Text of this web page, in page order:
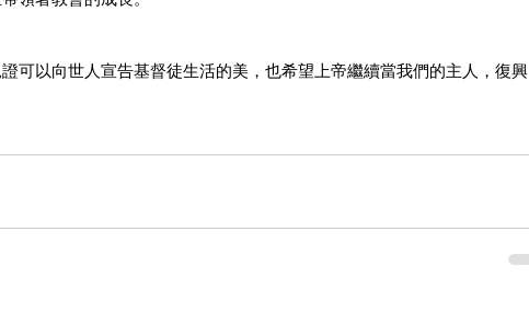
以向世人宣告基督徒生活的美，也希望上帝繼續當我們的主人，復興